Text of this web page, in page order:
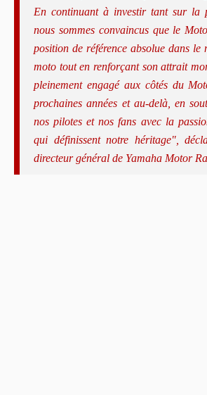
En continuant à investir tant sur la
nous sommes convaincus que le
position de référence absolue dans le
moto tout en renforçant son attrait
pleinement engagé aux côtés du
prochaines années et au-delà, en
nos pilotes et nos fans avec la
qui définissent notre héritage",
directeur général de Yamaha Motor